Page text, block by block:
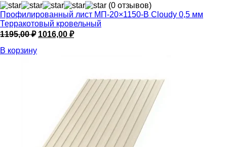
(0 отзывов)
Профилированный лист МП-20×1150-B Cloudy 0,5 мм
Терракотовый кровельный
1195,00₽ Первоначальная
1016,00 ₽Текущая
В корзину